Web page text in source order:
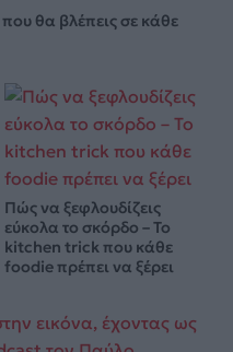
θα βλέπεις σε κάθε
Πώς να ξεφλουδίζεις
εύκολα το σκόρδο – Το
kitchen trick που κάθε
foodie πρέπει να ξέρει